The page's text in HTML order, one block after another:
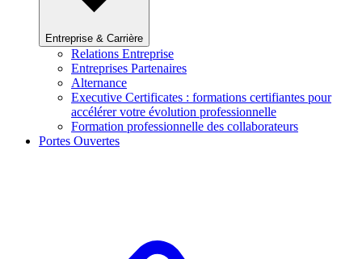
Entreprise & Carrière
Relations Entreprise
Entreprises Partenaires
Alternance
Executive Certificates : formations certifiantes pour
accélérer votre évolution professionnelle
Formation professionnelle des collaborateurs
Portes Ouvertes